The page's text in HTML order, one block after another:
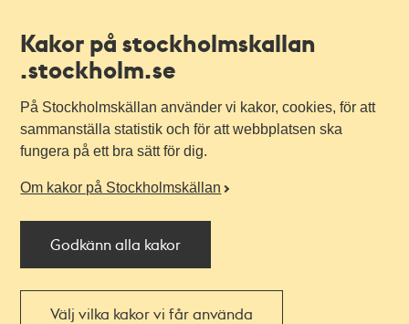
Kakor på stockholmskallan
.stockholm.se
På Stockholmskällan använder vi kakor, cookies, för att
sammanställa statistik och för att webbplatsen ska
fungera på ett bra sätt för dig.
Om kakor på Stockholmskällan
Godkänn alla kakor
Välj vilka kakor vi får använda